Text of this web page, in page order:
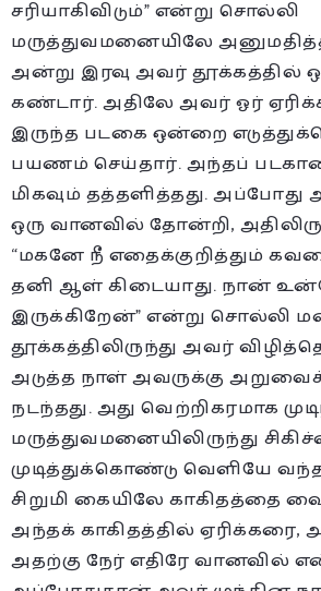
சரியாகிவிடும்” என்று சொல்லி
மருத்துவமனையிலே
அன்று இரவு அவர் தூக்கத்தில்
கண்டார். அதிலே அவர் ஓர்
இருந்த படகை ஒன்றை
பயணம் செய்தார். அந்தப்
மிகவும் தத்தளித்தது. அப்போது
ஒரு வானவில் தோன்றி,
“மகனே நீ எதைக்குறித்தும்
தனி ஆள் கிடையாது. நான்
இருக்கிறேன்” என்று சொல்லி
தூக்கத்திலிருந்து அவர்
அடுத்த நாள் அவருக்கு அறுவைச்
நடந்தது. அது வெற்றிகரமாக
மருத்துவமனையிலிருந்து
முடித்துக்கொண்டு வெளியே
சிறுமி கையிலே காகிதத்தை
அந்தக் காகிதத்தில் ஏரிக்கரை,
அதற்கு நேர் எதிரே வானவில்